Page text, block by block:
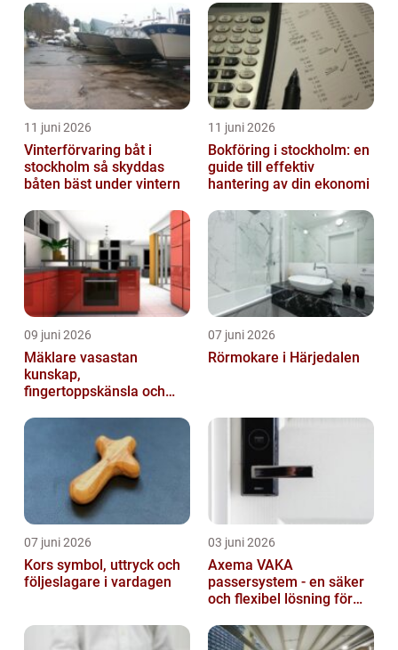
11 juni 2026
Vinterförvaring båt i
stockholm så skyddas
båten bäst under vintern
11 juni 2026
Bokföring i stockholm: en
guide till effektiv
hantering av din ekonomi
09 juni 2026
Mäklare vasastan
kunskap,
fingertoppskänsla och
07 juni 2026
Rörmokare i Härjedalen
07 juni 2026
Kors symbol, uttryck och
följeslagare i vardagen
03 juni 2026
Axema VAKA
passersystem - en säker
och flexibel lösning för